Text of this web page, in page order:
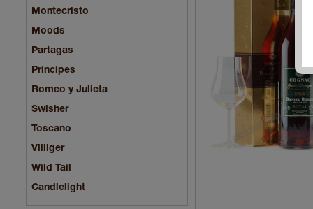
Montecristo
Moods
Partagas
Principes
Romeo y Julieta
Swisher
Toscano
Villiger
Wild Tail
Сandlelight